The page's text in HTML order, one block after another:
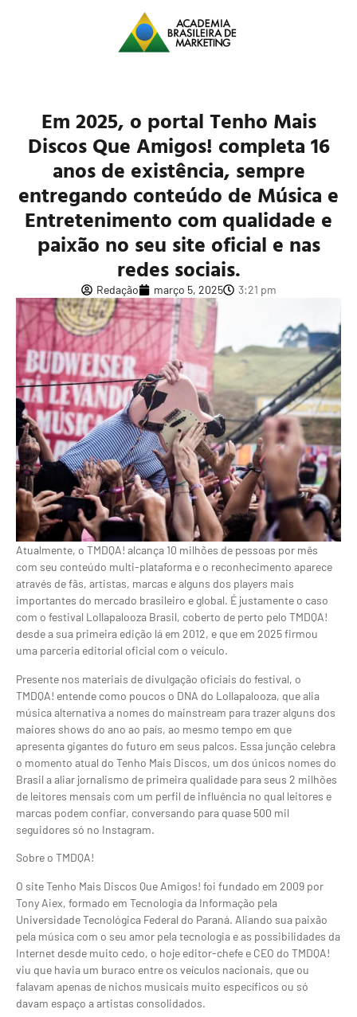
Em 2025, o portal Tenho Mais
Discos Que Amigos! completa 16
anos de existência, sempre
entregando conteúdo de Música e
Entretenimento com qualidade e
paixão no seu site oficial e nas
redes sociais.
Redação março 5, 2025 3:21 pm
Atualmente, o TMDQA! alcança 10 milhões de pessoas por mês
com seu conteúdo multi-plataforma e o reconhecimento aparece
através de fãs, artistas, marcas e alguns dos players mais
importantes do mercado brasileiro e global. É justamente o caso
com o festival Lollapalooza Brasil, coberto de perto pelo TMDQA!
desde a sua primeira edição lá em 2012, e que em 2025 firmou
uma parceria editorial oficial com o veículo.
Presente nos materiais de divulgação oficiais do festival, o
TMDQA! entende como poucos o DNA do Lollapalooza, que alia
música alternativa a nomes do mainstream para trazer alguns dos
maiores shows do ano ao país, ao mesmo tempo em que
apresenta gigantes do futuro em seus palcos. Essa junção celebra
o momento atual do Tenho Mais Discos, um dos únicos nomes do
Brasil a aliar jornalismo de primeira qualidade para seus 2 milhões
de leitores mensais com um perfil de influência no qual leitores e
marcas podem confiar, conversando para quase 500 mil
seguidores só no Instagram.
Sobre o TMDQA!
O site Tenho Mais Discos Que Amigos! foi fundado em 2009 por
Tony Aiex, formado em Tecnologia da Informação pela
Universidade Tecnológica Federal do Paraná. Aliando sua paixão
pela música com o seu amor pela tecnologia e as possibilidades da
Internet desde muito cedo, o hoje editor-chefe e CEO do TMDQA!
viu que havia um buraco entre os veículos nacionais, que ou
falavam apenas de nichos musicais muito específicos ou só
davam espaço a artistas consolidados.